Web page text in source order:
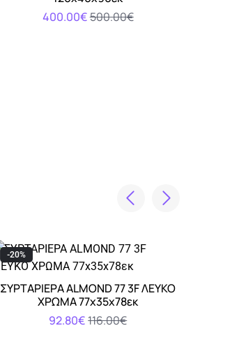
400.00€500.00€
Αγορά
ΣΥΡΤΑΡΙΕΡΑ ALMOND 77 3F ΛΕΥΚΟ
ΧΡΩΜΑ 77x35x78εκ
92.80€116.00€
-20%